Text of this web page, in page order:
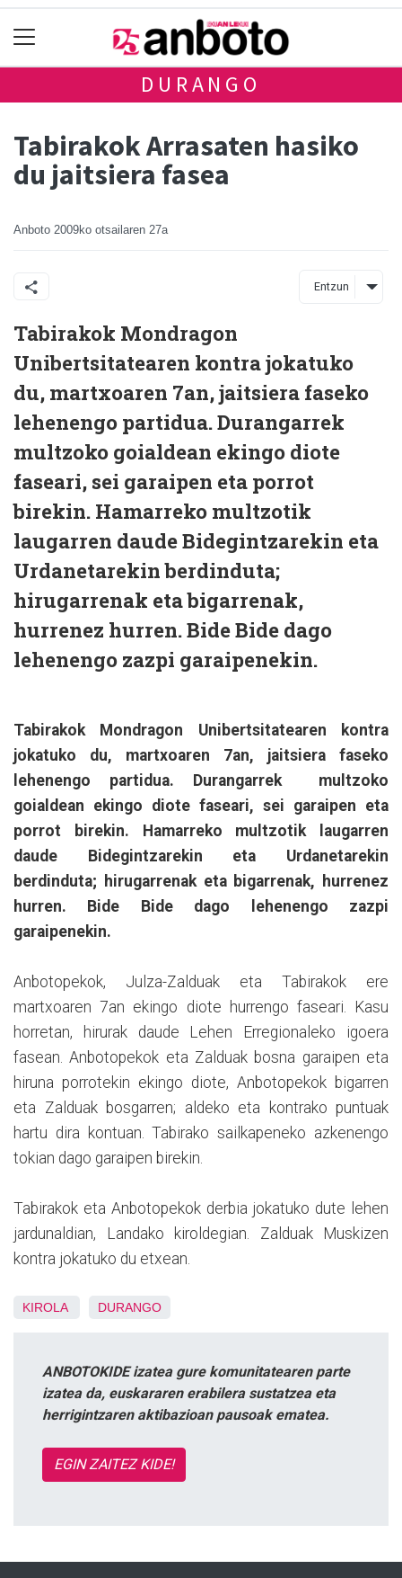
DURANGO
Tabirakok Arrasaten hasiko
du jaitsiera fasea
Anboto 2009ko otsailaren 27a
Entzun
Tabirakok Mondragon
Unibertsitatearen kontra jokatuko
du, martxoaren 7an, jaitsiera faseko
lehenengo partidua. Durangarrek
multzoko goialdean ekingo diote
faseari, sei garaipen eta porrot
birekin. Hamarreko multzotik
laugarren daude Bidegintzarekin eta
Urdanetarekin berdinduta;
hirugarrenak eta bigarrenak,
hurrenez hurren. Bide Bide dago
lehenengo zazpi garaipenekin.
Tabirakok Mondragon Unibertsitatearen kontra
jokatuko du, martxoaren 7an, jaitsiera faseko
lehenengo partidua. Durangarrek multzoko
goialdean ekingo diote faseari, sei garaipen eta
porrot birekin. Hamarreko multzotik laugarren
daude Bidegintzarekin eta Urdanetarekin
berdinduta; hirugarrenak eta bigarrenak, hurrenez
hurren. Bide Bide dago lehenengo zazpi
garaipenekin.
Anbotopekok, Julza-Zalduak eta Tabirakok ere
martxoaren 7an ekingo diote hurrengo faseari. Kasu
horretan, hirurak daude Lehen Erregionaleko igoera
fasean. Anbotopekok eta Zalduak bosna garaipen eta
hiruna porrotekin ekingo diote, Anbotopekok bigarren
eta Zalduak bosgarren; aldeko eta kontrako puntuak
hartu dira kontuan. Tabirako sailkapeneko azkenengo
tokian dago garaipen birekin.
Tabirakok eta Anbotopekok derbia jokatuko dute lehen
jardunaldian, Landako kiroldegian. Zalduak Muskizen
kontra jokatuko du etxean.
KIROLA DURANGO
ANBOTOKIDE izatea gure komunitatearen parte
izatea da, euskararen erabilera sustatzea eta
herrigintzaren aktibazioan pausoak ematea.
EGIN ZAITEZ KIDE!